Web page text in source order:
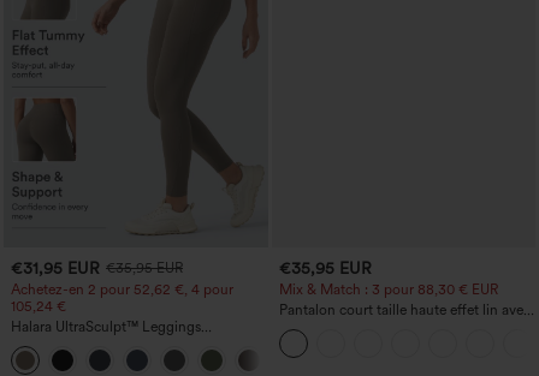
€31,95 EUR €35,95 EUR
Achetez-en 2 pour 52,62 €, 4 pour
105,24 €
Halara UltraSculpt™ Leggings
d'entraînement sculptants taille haute,
effet ventre plat, avec poche
€35,95 EUR
Mix & Match : 3 pour 88,30 € EUR
Pantalon court taille haute effet lin avec
poche zippée